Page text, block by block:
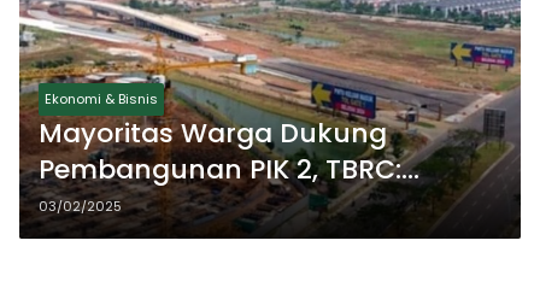
Ekonomi & Bisnis
Mayoritas Warga Dukung
Pembangunan PIK 2, TBRC:
Kebijakan Pemerintah Harus
Berpihak pada Ekonomi
03/02/2025